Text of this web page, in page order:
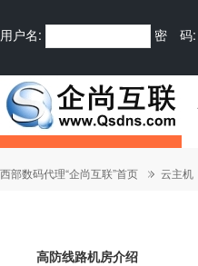
用户名: 密 码:
西部数码代理“企尚互联”首页 云主机
高防线路机房介绍